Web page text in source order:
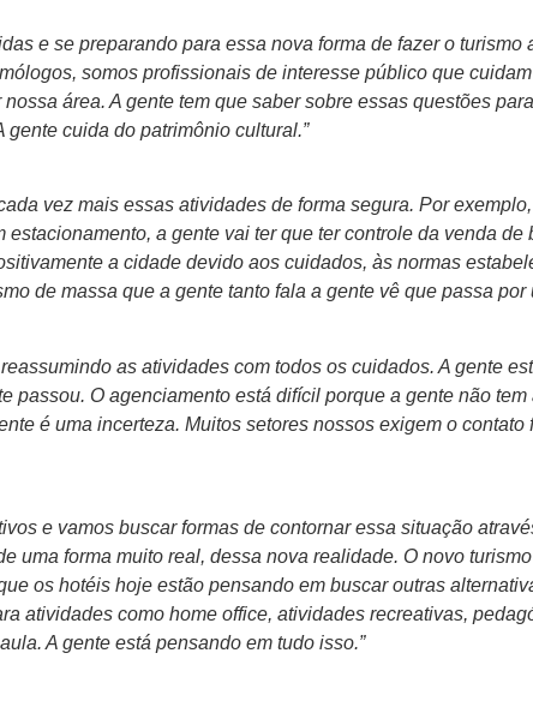
e se preparando para essa nova forma de fazer o
somos profissionais de interesse público que
área. A gente tem que saber sobre essas questões
cuida do patrimônio cultural.”
vez mais essas atividades de forma segura. Por
a gente vai ter que ter controle da venda
a cidade devido aos cuidados, às normas
de massa que a gente tanto fala a gente vê que passa por
as atividades com todos os cuidados. A gente
passou. O agenciamento está difícil porque a gente não
é uma incerteza. Muitos setores nossos exigem o
e vamos buscar formas de contornar essa situação
uma forma muito real, dessa nova realidade. O novo
os hotéis hoje estão pensando em buscar outras
atividades como home office, atividades recreativas,
A gente está pensando em tudo isso.”